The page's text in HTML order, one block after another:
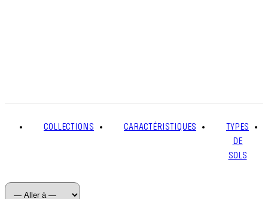
COLLECTIONS CARACTÉRISTIQUES
TYPES
DE
SOLS